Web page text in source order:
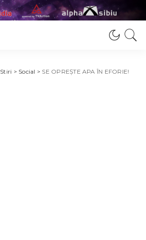
Stiri > Social > SE OPREȘTE APA ÎN EFORIE!